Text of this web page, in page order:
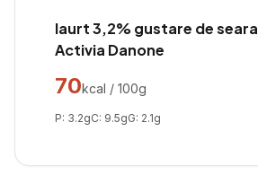
Iaurt 3,2% gustare de seara
Activia Danone
70kcal / 100g
P: 3.2gC: 9.5gG: 2.1g